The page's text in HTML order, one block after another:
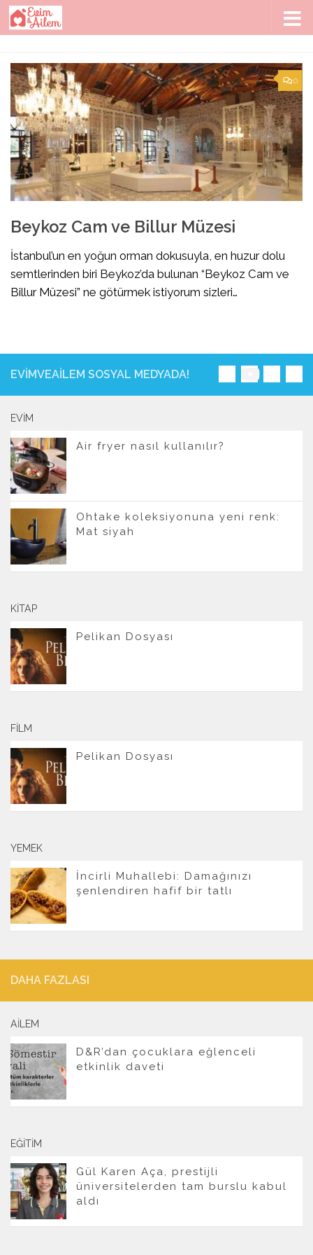
Skip to content
0
Beykoz Cam ve Billur Müzesi
İstanbul’un en yoğun orman dokusuyla, en huzur dolu
semtlerinden biri Beykoz’da bulunan “Beykoz Cam ve
Billur Müzesi” ne götürmek istiyorum sizleri…
EVIMVEAILEM SOSYAL MEDYADA!
EVIM
Air fryer nasıl kullanılır?
Ohtake koleksiyonuna yeni renk:
Mat siyah
KITAP
Pelikan Dosyası
FILM
Pelikan Dosyası
YEMEK
İncirli Muhallebi: Damağınızı
şenlendiren hafif bir tatlı
DAHA FAZLASI
AILEM
D&R’dan çocuklara eğlenceli
etkinlik daveti
EĞITIM
Gül Karen Aça, prestijli
üniversitelerden tam burslu kabul
aldı